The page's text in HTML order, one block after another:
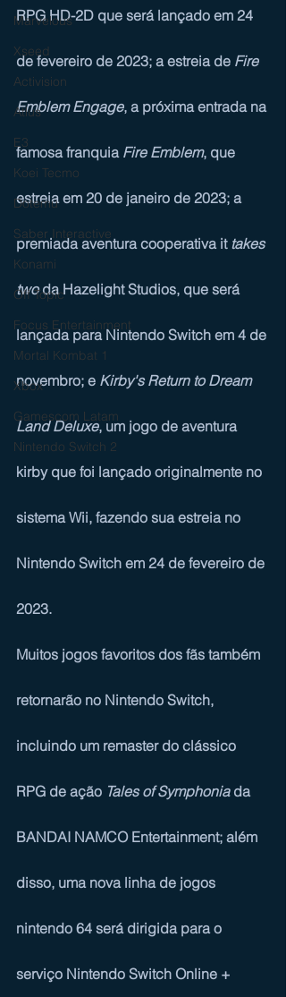
Marvelous
Xseed
Activision
Atlus
E3
Koei Tecmo
Dotemu
Saber Interactive
Konami
Off Topic
Focus Entertainment
Mortal Kombat 1
Xbox
Gamescom Latam
Nintendo Switch 2
RPG HD-2D que será lançado em 24
de fevereiro de 2023; a estreia de Fire
Emblem Engage, a próxima entrada na
famosa franquia Fire Emblem, que
estreia em 20 de janeiro de 2023; a
premiada aventura cooperativa it takes
two da Hazelight Studios, que será
lançada para Nintendo Switch em 4 de
novembro; e Kirby's Return to Dream
Land Deluxe, um jogo de aventura
kirby que foi lançado originalmente no
sistema Wii, fazendo sua estreia no
Nintendo Switch em 24 de fevereiro de
2023.
Muitos jogos favoritos dos fãs também
retornarão no Nintendo Switch,
incluindo um remaster do clássico
RPG de ação Tales of Symphonia da
BANDAI NAMCO Entertainment; além
disso, uma nova linha de jogos
nintendo 64 será dirigida para o
serviço Nintendo Switch Online +